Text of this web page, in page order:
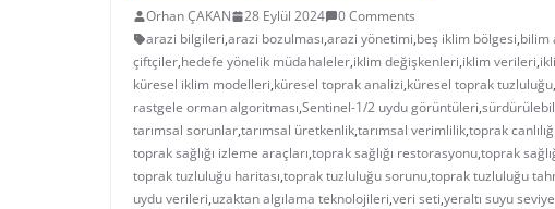
Orhan ÇAKAN 28 Eylül 2024
0 Comments
arazi bilgileri,arazi bozulması,arazi yönetimi,beş iklim bölgesi,bilim
çiftçiler,hedefe yönelik müdahaleler,iklim değişkenleri,iklim verileri,
küresel iklim modelleri,küresel toprak analizi,küresel toprak tuzluluğu,
rastgele orman algoritması,Sentinel-1/2 uydu görüntüleri,
tarımsal sorunlar,tarımsal üretkenlik,tarımsal verimlilik,toprak canlılığı
toprak sağlığı izleme araçları,toprak sağlığı restorasyonu,toprak
toprak tuzluluğu haritası,toprak tuzluluğu sorunu,toprak tuzluluğu
uydu verileri,uzaktan algılama teknolojileri,veri seti,yeraltı suyu